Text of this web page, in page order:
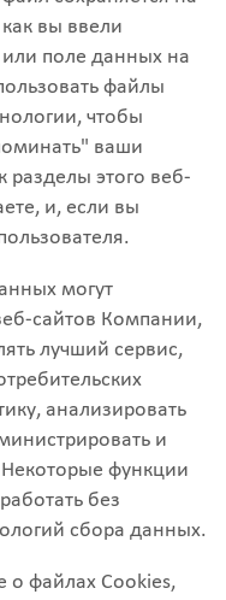
вы ввели
поле данных на
файлы
чтобы
ваши
разделы этого веб-
и, если вы
могут
сайтов Компании,
лучший сервис,
анализировать
и
функции
без
сбора данных.
о файлах Cookies,